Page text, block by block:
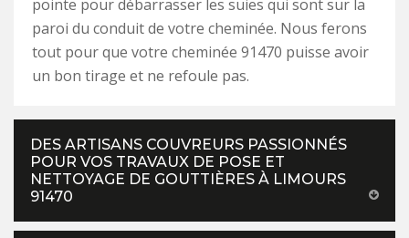
pointe pour débarrasser les suies qui sont sur la
paroi du conduit de votre cheminée. Nous ferons
tout pour que votre cheminée 91470 puisse avoir
un bon tirage et ne refoule pas.
DES ARTISANS COUVREURS PASSIONNÉS
POUR VOS TRAVAUX DE POSE ET
NETTOYAGE DE GOUTTIÈRES À LIMOURS
91470